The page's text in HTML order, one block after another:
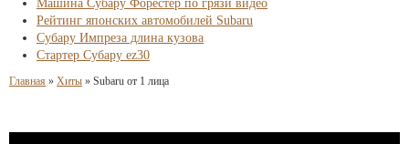
Машина Субару Форестер по грязи видео
Рейтинг японских автомобилей Subaru
Субару Импреза длина кузова
Стартер Субару ez30
Главная » Хиты » Subaru от 1 лица